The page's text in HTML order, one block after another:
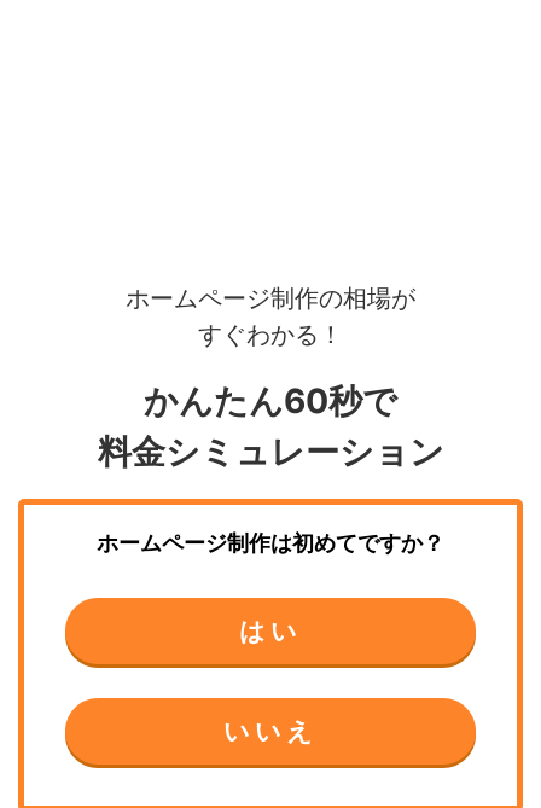
ホームページ制作の相場が
すぐわかる！
かんたん60秒で
料金シミュレーション
ホームページ制作は初めてですか？
はい
いいえ